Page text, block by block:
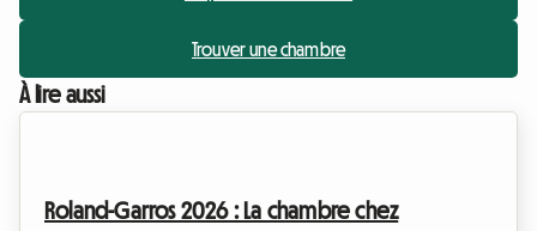
Trouver une chambre
À lire aussi
Roland-Garros 2026 : La chambre chez